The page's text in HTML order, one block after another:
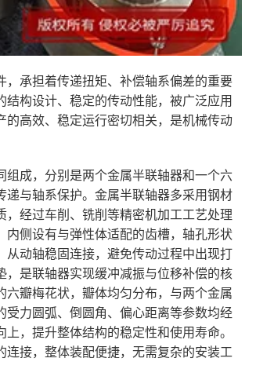
承担着传递扭矩、补偿轴系偏差的重要
构设计、稳定的传动性能，被广泛应用
高效、稳定运行密切相关，是机械传动
成，分别是两个金属半联轴器和一个六
与轴系保护。金属半联轴器多采用钢材
经过车削、铣削等精密机加工工艺处理
侧设有与弹性体适配的齿槽，轴孔形状
动轴稳固连接，避免传动过程中出现打
是联轴器实现缓冲减振与位移补偿的核
瓣梅花状，瓣体均匀分布，与两个金属
力圆弧、倒圆角、偏心距离等参数均经
，提升整体结构的稳定性和使用寿命。
接，整体装配便捷，无需复杂的安装工